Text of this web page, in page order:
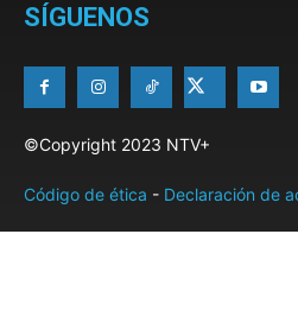
SÍGUENOS
©Copyright 2023 NTV+
Código de ética - Declaración de